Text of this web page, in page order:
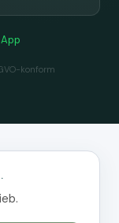
konform